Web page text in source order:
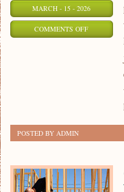
MARCH - 15 - 2026
COMMENTS OFFON
POSTED BY ADMIN